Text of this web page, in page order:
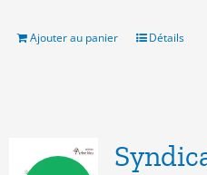
12.00€.
Ajouter au panier Détails